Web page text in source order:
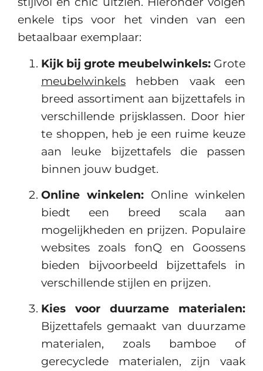
enkele tips voor het vinden van een
betaalbaar exemplaar:
Kijk bij grote meubelwinkels: Grote
meubelwinkels hebben vaak een
breed assortiment aan bijzettafels in
verschillende prijsklassen. Door hier
te shoppen, heb je een ruime keuze
aan leuke bijzettafels die passen
binnen jouw budget.
Online winkelen: Online winkelen
biedt een breed scala aan
mogelijkheden en prijzen. Populaire
websites zoals fonQ en Goossens
bieden bijvoorbeeld bijzettafels in
verschillende stijlen en prijzen.
Kies voor duurzame materialen:
Bijzettafels gemaakt van duurzame
materialen, zoals bamboe of
gerecyclede materialen, zijn vaak